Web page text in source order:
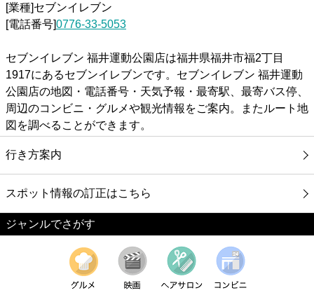
[業種]セブンイレブン
[電話番号]0776-33-5053
セブンイレブン 福井運動公園店は福井県福井市福2丁目
1917にあるセブンイレブンです。セブンイレブン 福井運動
公園店の地図・電話番号・天気予報・最寄駅、最寄バス停、
周辺のコンビニ・グルメや観光情報をご案内。またルート地
図を調べることができます。
行き方案内
スポット情報の訂正はこちら
ジャンルでさがす